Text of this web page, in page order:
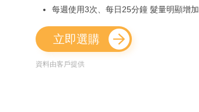
每週使用3次、每日25分鐘 髮量明顯增加
立即選購
資料由客戶提供